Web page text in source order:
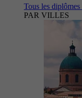
Tous les diplômes
PAR VILLES